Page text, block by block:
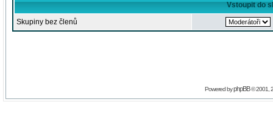
Vstoupit do
Skupiny bez členů
Powered byphpBB© 2001,